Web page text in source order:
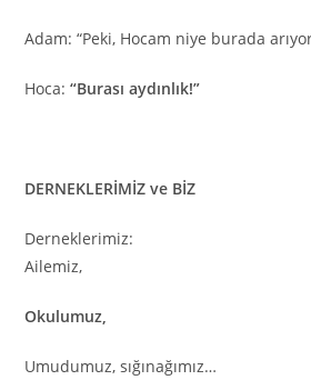
Adam: “Peki, Hocam niye burada
Hoca:“Burası aydınlık!”
DERNEKLERİMİZ ve BİZ
Derneklerimiz:
Ailemiz,
Okulumuz,
Umudumuz, sığınağımız…